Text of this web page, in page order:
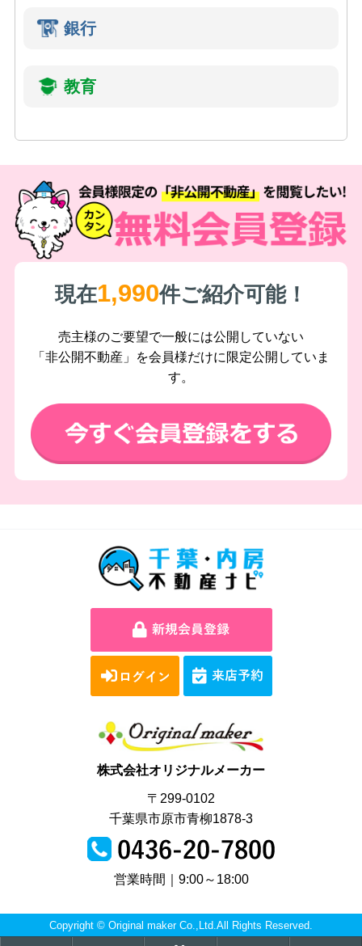
銀行
教育
現在1,990件ご紹介可能！
売主様のご要望で一般には公開していない
「非公開不動産」を会員様だけに限定公開していま
す。
株式会社オリジナルメーカー
〒299-0102
千葉県市原市青柳1878-3
営業時間｜9:00～18:00
Copyright © Original maker Co.,Ltd.All Rights Reserved.